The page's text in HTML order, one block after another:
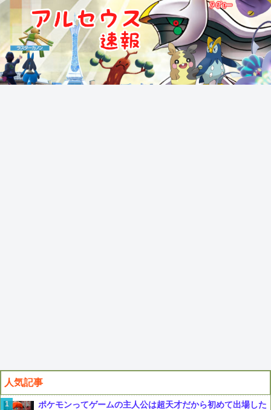
人気記事
ポケモンってゲームの主人公は超天才だから初めて出場した